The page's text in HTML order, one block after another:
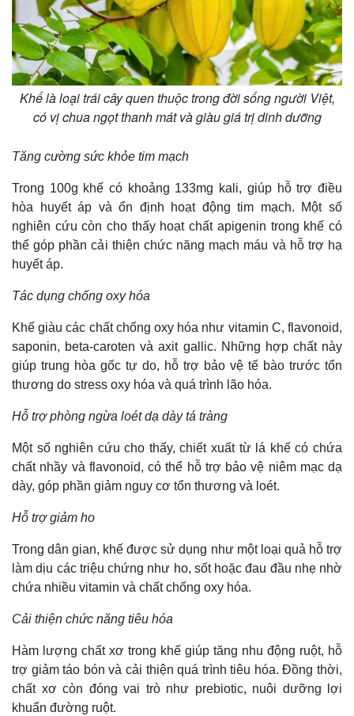
Thế giới
Quan sát
Cuộc sống đó đây
Hồ sơ
Video
E-Magazine
Infographic
Khế là loại trái cây quen thuộc trong đời sống người Việt,
có vị chua ngọt thanh mát và giàu giá trị dinh dưỡng
Tăng cường sức khỏe tim mạch
Trong 100g khế có khoảng 133mg kali, giúp hỗ trợ điều
hòa huyết áp và ổn định hoạt động tim mạch. Một số
nghiên cứu còn cho thấy hoạt chất apigenin trong khế có
thể góp phần cải thiện chức năng mạch máu và hỗ trợ hạ
huyết áp.
Tác dụng chống oxy hóa
Khế giàu các chất chống oxy hóa như vitamin C, flavonoid,
saponin, beta-caroten và axit gallic. Những hợp chất này
giúp trung hòa gốc tự do, hỗ trợ bảo vệ tế bào trước tổn
thương do stress oxy hóa và quá trình lão hóa.
Hỗ trợ phòng ngừa loét dạ dày tá tràng
Một số nghiên cứu cho thấy, chiết xuất từ lá khế có chứa
chất nhầy và flavonoid, có thể hỗ trợ bảo vệ niêm mạc dạ
dày, góp phần giảm nguy cơ tổn thương và loét.
Hỗ trợ giảm ho
Trong dân gian, khế được sử dụng như một loại quả hỗ trợ
làm dịu các triệu chứng như ho, sốt hoặc đau đầu nhẹ nhờ
chứa nhiều vitamin và chất chống oxy hóa.
Cải thiện chức năng tiêu hóa
Hàm lượng chất xơ trong khế giúp tăng nhu động ruột, hỗ
trợ giảm táo bón và cải thiện quá trình tiêu hóa. Đồng thời,
chất xơ còn đóng vai trò như prebiotic, nuôi dưỡng lợi
khuẩn đường ruột.